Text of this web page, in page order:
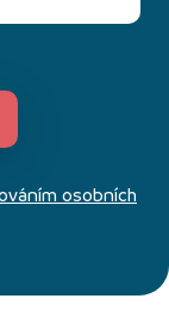
osobních